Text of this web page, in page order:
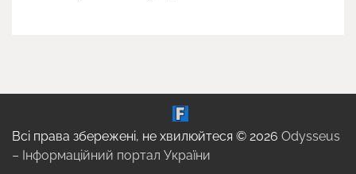
Всі права збережені, не хвилюйтеся © 2026 Odysseus
– Інформаційний портал України